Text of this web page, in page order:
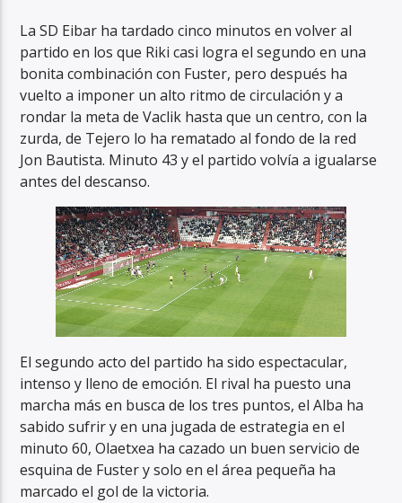
La SD Eibar ha tardado cinco minutos en volver al
partido en los que Riki casi logra el segundo en una
bonita combinación con Fuster, pero después ha
vuelto a imponer un alto ritmo de circulación y a
rondar la meta de Vaclik hasta que un centro, con la
zurda, de Tejero lo ha rematado al fondo de la red
Jon Bautista. Minuto 43 y el partido volvía a igualarse
antes del descanso.
El segundo acto del partido ha sido espectacular,
intenso y lleno de emoción. El rival ha puesto una
marcha más en busca de los tres puntos, el Alba ha
sabido sufrir y en una jugada de estrategia en el
minuto 60, Olaetxea ha cazado un buen servicio de
esquina de Fuster y solo en el área pequeña ha
marcado el gol de la victoria.